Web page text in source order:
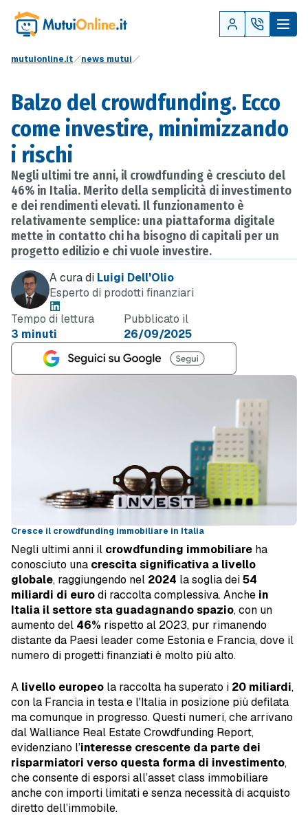
mutuionline.it news mutui
Balzo del crowdfunding. Ecco
come investire, minimizzando
i rischi
Negli ultimi tre anni, il crowdfunding è cresciuto del
46% in Italia. Merito della semplicità di investimento
e dei rendimenti elevati. Il funzionamento è
relativamente semplice: una piattaforma digitale
mette in contatto chi ha bisogno di capitali per un
progetto edilizio e chi vuole investire.
A cura di Luigi Dell'Olio
Esperto di prodotti finanziari
Tempo di lettura
3 minuti
Pubblicato il
26/09/2025
Cresce il crowdfunding immobiliare in Italia
Negli ultimi anni il crowdfunding immobiliare ha
conosciuto una crescita significativa a livello
globale, raggiungendo nel 2024 la soglia dei54
miliardi di eurodi raccolta complessiva. Anche in
Italia il settore sta guadagnando spazio, con un
aumento del 46% rispetto al 2023, pur rimanendo
distante da Paesi leader come Estonia e Francia, dove il
numero di progetti finanziati è molto più alto.
A livello europeo la raccolta ha superato i 20 miliardi,
con la Francia in testa e l'Italia in posizione più defilata
ma comunque in progresso. Questi numeri, che arrivano
dal Walliance Real Estate Crowdfunding Report,
evidenziano l’interesse crescente da parte dei
risparmiatori verso questa forma di investimento,
che consente di esporsi all’asset class immobiliare
anche con importi limitati e senza necessità di acquisto
diretto dell’immobile.